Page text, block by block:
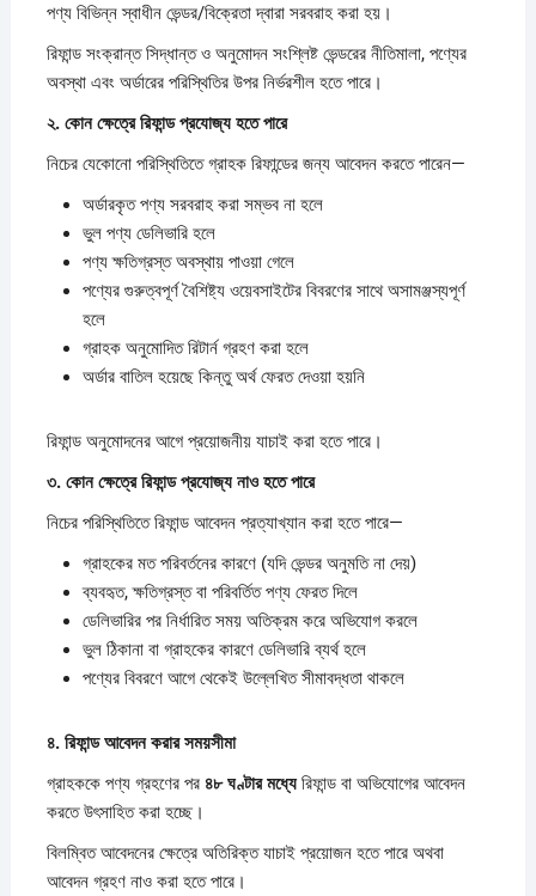
পণ্য বিভিন্ন স্বাধীন ভেন্ডর/বিক্রেতা দ্বারা সরবরাহ করা হয়।
রিফান্ড সংক্রান্ত সিদ্ধান্ত ও অনুমোদন সংশ্লিষ্ট ভেন্ডরের নীতিমালা, পণ্যের
অবস্থা এবং অর্ডারের পরিস্থিতির উপর নির্ভরশীল হতে পারে।
২. কোনক্ষেত্রেরিফান্ডপ্রযোজ্যহতেপারে
নিচের যেকোনো পরিস্থিতিতে গ্রাহক রিফান্ডের জন্য আবেদন করতে পারেন—
অর্ডারকৃত পণ্য সরবরাহ করা সম্ভব না হলে
ভুল পণ্য ডেলিভারি হলে
পণ্য ক্ষতিগ্রস্ত অবস্থায় পাওয়া গেলে
পণ্যের গুরুত্বপূর্ণ বৈশিষ্ট্য ওয়েবসাইটের বিবরণের সাথে অসামঞ্জস্যপূর্ণ
হলে
গ্রাহক অনুমোদিত রিটার্ন গ্রহণ করা হলে
অর্ডার বাতিল হয়েছে কিন্তু অর্থ ফেরত দেওয়া হয়নি
রিফান্ড অনুমোদনের আগে প্রয়োজনীয় যাচাই করা হতে পারে।
৩. কোনক্ষেত্রেরিফান্ডপ্রযোজ্যনাওহতেপারে
নিচের পরিস্থিতিতে রিফান্ড আবেদন প্রত্যাখ্যান করা হতে পারে—
গ্রাহকের মত পরিবর্তনের কারণে (যদি ভেন্ডর অনুমতি না দেয়)
ব্যবহৃত, ক্ষতিগ্রস্ত বা পরিবর্তিত পণ্য ফেরত দিলে
ডেলিভারির পর নির্ধারিত সময় অতিক্রম করে অভিযোগ করলে
ভুল ঠিকানা বা গ্রাহকের কারণে ডেলিভারি ব্যর্থ হলে
পণ্যের বিবরণে আগে থেকেই উল্লেখিত সীমাবদ্ধতা থাকলে
৪. রিফান্ডআবেদনকরারসময়সীমা
গ্রাহককে পণ্য গ্রহণের পর ৪৮ঘণ্টারমধ্যেরিফান্ড বা অভিযোগের আবেদন
করতে উৎসাহিত করা হচ্ছে।
বিলম্বিত আবেদনের ক্ষেত্রে অতিরিক্ত যাচাই প্রয়োজন হতে পারে অথবা
আবেদন গ্রহণ নাও করা হতে পারে।